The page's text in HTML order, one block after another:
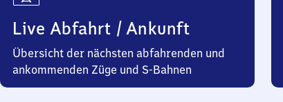
Live Abfahrt / Ankunft
Übersicht der nächsten abfahrenden und
ankommenden Züge und S-Bahnen